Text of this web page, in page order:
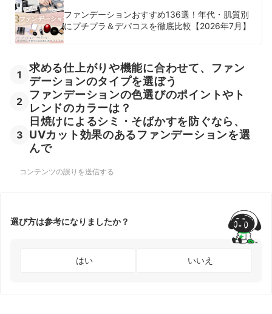
ファンデーションおすすめ136選！年代・肌質別
にプチプラ＆デパコスを徹底比較【2026年7月】
1
求める仕上がりや機能に合わせて、ファン
デーションのタイプを選ぼう
2
ファンデーションの色選びのポイントやト
レンドのカラーは？
3
日焼けによるシミ・そばかすを防ぐなら、
UVカット効果のあるファンデーションを選
んで
コンテンツの誤りを送信する
選び方は参考になりましたか？
はい いいえ